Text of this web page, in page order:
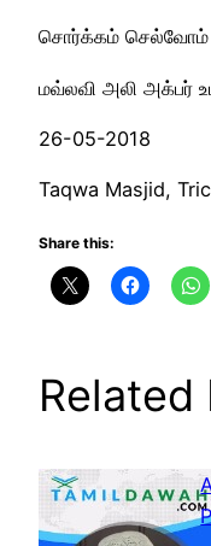
சொர்க்கம் செல்வோம்
மவ்லவி அலி அக்பர்
26-05-2018
Taqwa Masjid,
Share this:
Related